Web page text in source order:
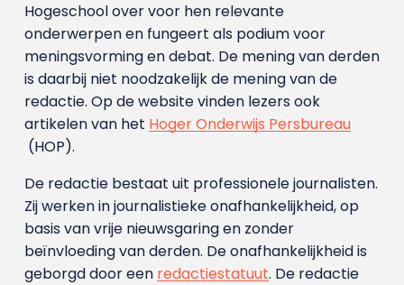
Hogeschool over voor hen relevante
onderwerpen en fungeert als podium voor
meningsvorming en debat. De mening van derden
is daarbij niet noodzakelijk de mening van de
redactie. Op de website vinden lezers ook
artikelen van het Hoger Onderwijs Persbureau
(HOP).
De redactie bestaat uit professionele journalisten.
Zij werken in journalistieke onafhankelijkheid, op
basis van vrije nieuwsgaring en zonder
beïnvloeding van derden. De onafhankelijkheid is
geborgd door een redactiestatuut. De redactie